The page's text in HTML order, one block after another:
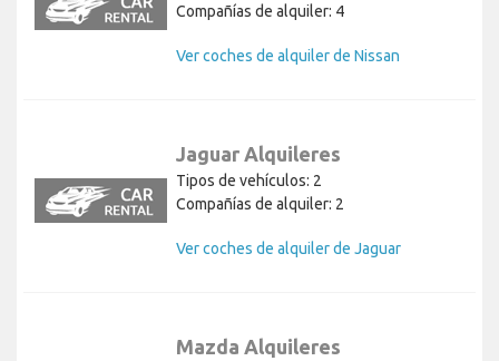
Compañías de alquiler: 4
Ver coches de alquiler de Nissan
Jaguar Alquileres
Tipos de vehículos: 2
Compañías de alquiler: 2
Ver coches de alquiler de Jaguar
Mazda Alquileres